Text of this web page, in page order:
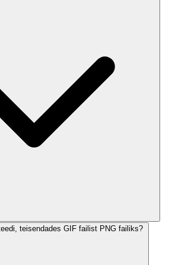
teisendades GIF failist PNG failiks?